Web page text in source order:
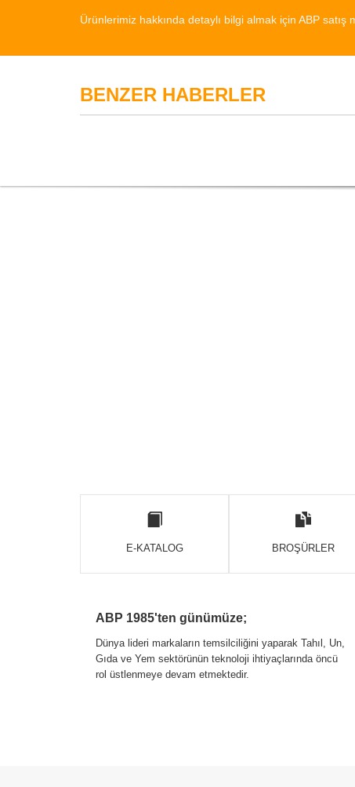
Ürünlerimiz hakkında detaylı bilgi almak için ABP satış
BENZER HABERLER
E-KATALOG BROŞÜRLER
ABP 1985'ten günümüze;
Dünya lideri markaların temsilciliğini yaparak Tahıl, Un,
Gıda ve Yem sektörünün teknoloji ihtiyaçlarında öncü
rol üstlenmeye devam etmektedir.